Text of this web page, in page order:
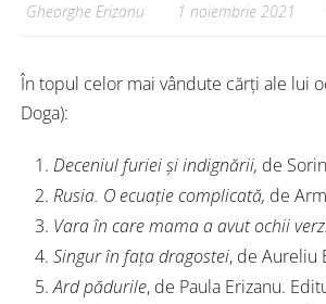
Gheorghe Erizanu 1 noiembrie 2021
În topul celor mai vândute cărți ale lui
Doga):
Deceniul furiei și indignării, de
Rusia. O ecuație complicată, de
Vara în care mama a avut ochii
Singur în fața dragostei, de Aureliu
Ard pădurile, de Paula Erizanu.